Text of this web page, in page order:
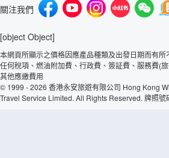
關注我們
[object Object]
本網頁所顯示之價格因應產品種類及出發日期而有所
任何稅項、燃油附加費、行政費、簽証費、服務費(
其他應繳費用
© 1999 - 2026 香港永安旅遊有限公司 Hong Kong
Travel Service Limited. All Rights Reserved. 牌照號